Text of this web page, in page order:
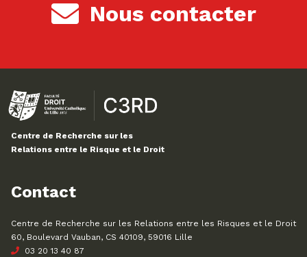
Nous contacter
Centre de Recherche sur les
Relations entre le Risque et le Droit
Contact
Centre de Recherche sur les Relations entre les Risques et le Droit
60, Boulevard Vauban, CS 40109, 59016 Lille
03 20 13 40 87